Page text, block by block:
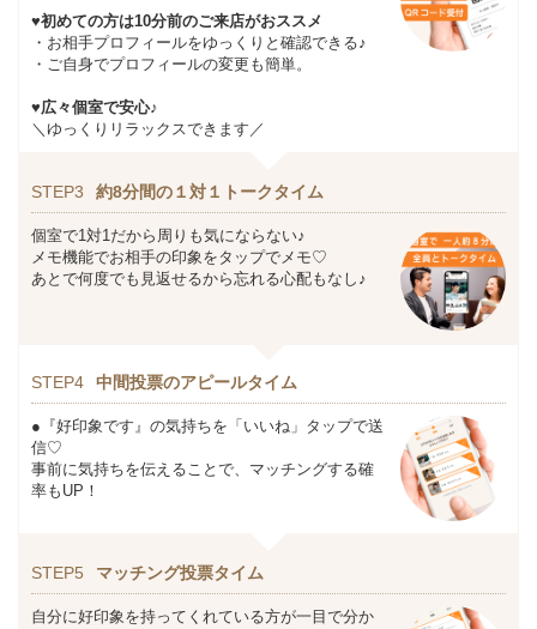
♥初めての方は10分前のご来店がおススメ
・お相手プロフィールをゆっくりと確認できる♪
・ご自身でプロフィールの変更も簡単。
♥広々個室で安心♪
＼ゆっくりリラックスできます／
STEP3 約8分間の１対１トークタイム
個室で1対1だから周りも気にならない♪
メモ機能でお相手の印象をタップでメモ♡
あとで何度でも見返せるから忘れる心配もなし♪
STEP4 中間投票のアピールタイム
●『好印象です』の気持ちを「いいね」タップで送
信♡
事前に気持ちを伝えることで、マッチングする確
率もUP！
STEP5 マッチング投票タイム
自分に好印象を持ってくれている方が一目で分か